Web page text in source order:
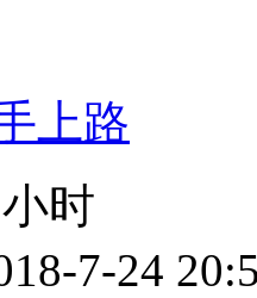
上路
时
7-24